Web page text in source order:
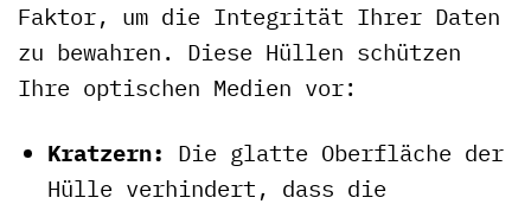
Faktor, um die Integrität Ihrer Daten
zu bewahren. Diese Hüllen schützen
Ihre optischen Medien vor:
Kratzern: Die glatte Oberfläche der
Hülle verhindert, dass die